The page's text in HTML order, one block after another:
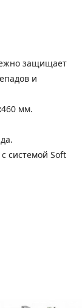
защищает
и
мм.
системой Soft